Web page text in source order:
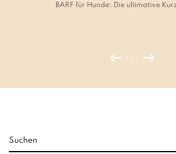
BARF für Hunde: Die ultimative